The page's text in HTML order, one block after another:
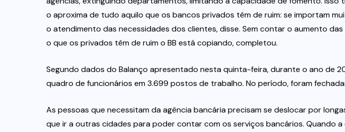
o aproxima de tudo aquilo que os bancos privados têm de ruim: se importam
o atendimento das necessidades dos clientes, disse. Sem contar o aumento
o que os privados têm de ruim o BB está copiando, completou.
Segundo dados do Balanço apresentado nesta quinta-feira, durante o ano de
quadro de funcionários em 3.699 postos de trabalho. No período, foram
As pessoas que necessitam da agência bancária precisam se deslocar por
que ir a outras cidades para poder contar com os serviços bancários. Quando